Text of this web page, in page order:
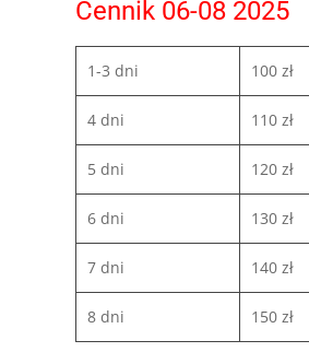
Cennik 06-08 2025
1-3 dni 100 zł
4 dni 110 zł
5 dni 120 zł
6 dni 130 zł
7 dni 140 zł
8 dni 150 zł